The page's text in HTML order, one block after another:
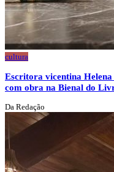
cultura
Escritora vicentina
com obra na Bienal do
Da Redação